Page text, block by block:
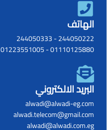
الهاتف
244050222
-
244050333
01110125880
-
01223551005
البريد الالكتروني
alwadi@alwadi-eg.com
alwadi.telecom@gmail.com
alwadi@alwadi.com.eg